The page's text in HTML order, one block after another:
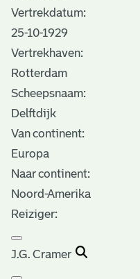
Vertrekdatum:
25-10-1929
Vertrekhaven:
Rotterdam
Scheepsnaam:
Delftdijk
Van continent:
Europa
Naar continent:
Noord-Amerika
Reiziger:
J.G. Cramer